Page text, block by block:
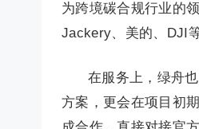
为跨境碳合规行业的
Jackery、美的、DJI
在服务上，绿舟
方案，更会在项目初